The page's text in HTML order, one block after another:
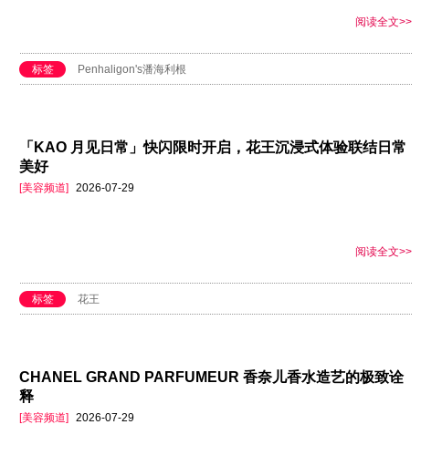
阅读全文>>
标签 Penhaligon's潘海利根
「KAO 月见日常」快闪限时开启，花王沉浸式体验联结日常
美好
[美容频道] 2026-07-29
阅读全文>>
标签 花王
CHANEL GRAND PARFUMEUR 香奈儿香水造艺的极致诠
释
[美容频道] 2026-07-29